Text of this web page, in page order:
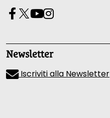
Newsletter
Iscriviti alla Newsletter